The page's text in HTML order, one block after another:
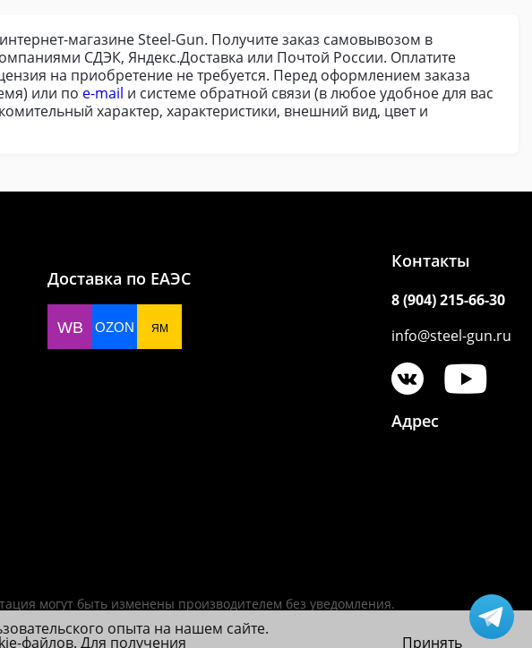
магазине Steel-Gun. Получите заказ самовывозом в
СДЭК, Яндекс.Доставка или Почтой России. Оплатите
на приобретение не требуется. Перед оформлением заказа
или по e-mail и системе обратной связи (в любое удобное для вас
характер, характеристики, внешний вид, цвет и
Доставка по ЕАЭС
WB OZON ЯМ
Контакты
8 (904) 215-66-30
info@steel-gun.ru
Адрес
могут быть изменены производителем без уведомления.
опыта на нашем сайте.
файлов. Для получения Принять